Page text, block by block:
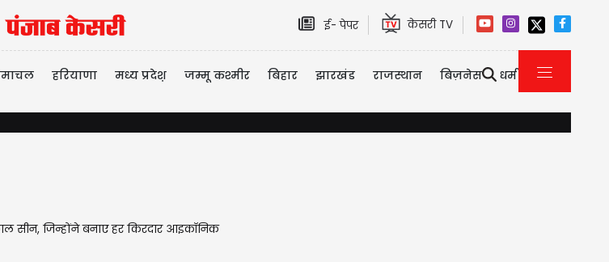
ई- पेपर केसरी TV
हरियाणा मध्य प्रदेश़ जम्मू कश्मीर बिहार झारखंड राजस्थान बिज़नेस धर्म
सीन, जिन्होंने बनाए हर किरदार आइकॉनिक